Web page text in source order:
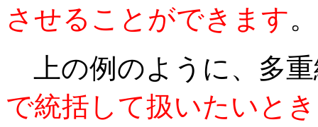
させることができます
上の例のように、多
で統括して扱いたいとき